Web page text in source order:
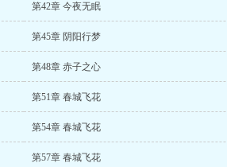
第42章 今夜无眠
第45章 阴阳行梦
第48章 赤子之心
第51章 春城飞花
第54章 春城飞花
第57章 春城飞花